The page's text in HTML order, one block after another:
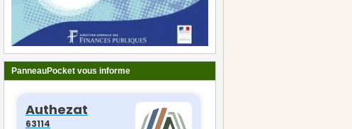
PanneauPocket vous informe